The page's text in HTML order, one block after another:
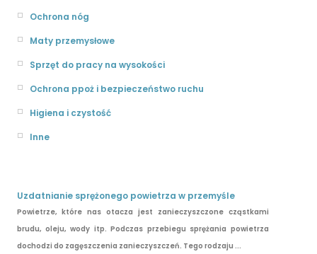
Ochrona nóg
Maty przemysłowe
Sprzęt do pracy na wysokości
Ochrona ppoż i bezpieczeństwo ruchu
Higiena i czystość
Inne
Uzdatnianie sprężonego powietrza w przemyśle
Powietrze, które nas otacza jest zanieczyszczone cząstkami
brudu, oleju, wody itp. Podczas przebiegu sprężania powietrza
dochodzi do zagęszczenia zanieczyszczeń. Tego rodzaju ...